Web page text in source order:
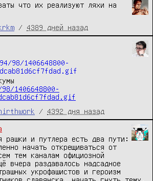
что их реализуют ляхи на
/ 4389 дней назад
1406648800-
/ 4392 дня назад
рашки и путлера есть два пути:
начать открещиваться от
тем каналам официозной
вчера раздавалось надсадное
укрофашистов и героизм